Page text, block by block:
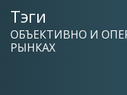
Тэги
ОБЪЕКТИВНО И
РЫНКАХ